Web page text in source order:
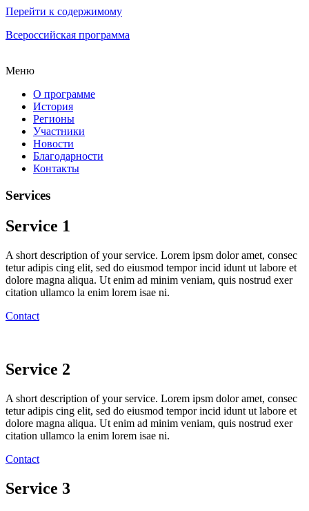
Перейти к содержимому
Всероссийская программа
Меню
О программе
История
Регионы
Участники
Новости
Благодарности
Контакты
Services
Service 1
A short description of your service. Lorem ipsm dolor amet, consec
tetur adipis cing elit, sed do eiusmod tempor incid idunt ut labore et
dolore magna aliqua. Ut enim ad minim veniam, quis nostrud exer
citation ullamco la enim lorem isae ni.
Contact
Service 2
A short description of your service. Lorem ipsm dolor amet, consec
tetur adipis cing elit, sed do eiusmod tempor incid idunt ut labore et
dolore magna aliqua. Ut enim ad minim veniam, quis nostrud exer
citation ullamco la enim lorem isae ni.
Contact
Service 3